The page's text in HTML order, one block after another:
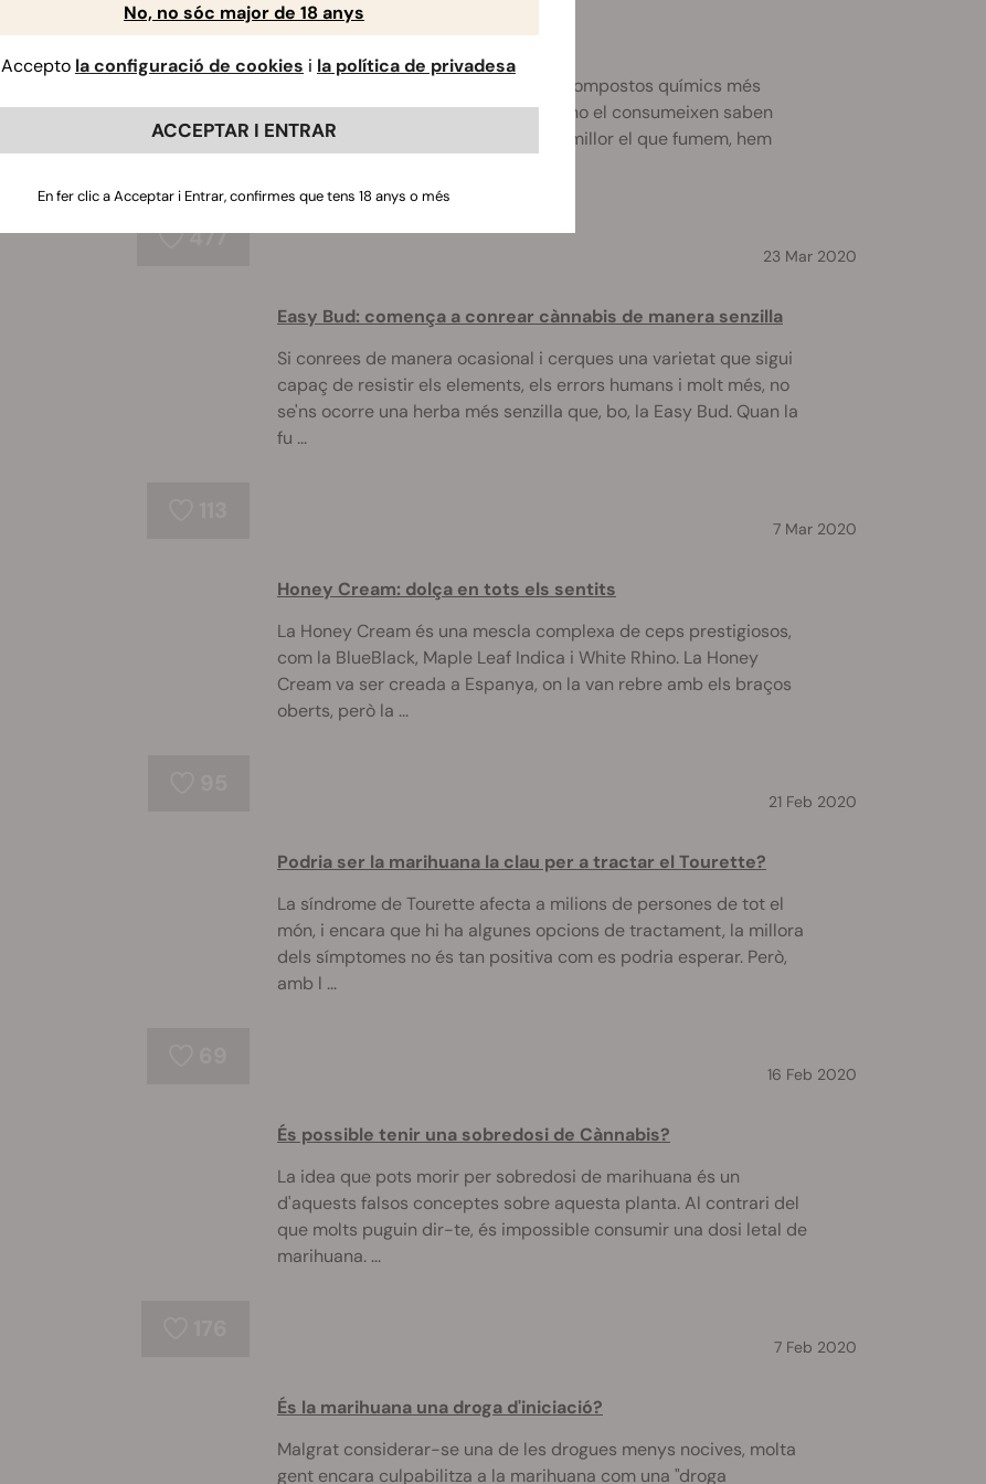
477
Es podria dir que el THC és un dels compostos químics més
estimats i famosos. Fins i tot els qui no el consumeixen saben
alguna cosa d'ell. Per a comprendre millor el que fumem, hem
23 Mar 2020
Easy Bud: comença a conrear cànnabis de manera senzilla
Si conrees de manera ocasional i cerques una varietat que sigui
capaç de resistir els elements, els errors humans i molt més, no
se'ns ocorre una herba més senzilla que, bo, la Easy Bud. Quan la
fu ...
7 Mar 2020
Honey Cream: dolça en tots els sentits
La Honey Cream és una mescla complexa de ceps prestigiosos,
com la BlueBlack, Maple Leaf Indica i White Rhino. La Honey
Cream va ser creada a Espanya, on la van rebre amb els braços
oberts, però la ...
21 Feb 2020
Podria ser la marihuana la clau per a tractar el Tourette?
La síndrome de Tourette afecta a milions de persones de tot el
món, i encara que hi ha algunes opcions de tractament, la millora
dels símptomes no és tan positiva com es podria esperar. Però,
amb l ...
16 Feb 2020
És possible tenir una sobredosi de Cànnabis?
La idea que pots morir per sobredosi de marihuana és un
d'aquests falsos conceptes sobre aquesta planta. Al contrari del
que molts puguin dir-te, és impossible consumir una dosi letal de
marihuana. ...
7 Feb 2020
És la marihuana una droga d'iniciació?
Malgrat considerar-se una de les drogues menys nocives, molta
gent encara culpabilitza a la marihuana com una "droga
No, no sóc major de 18 anys
Accepto la configuració de cookies i la política de privadesa
ACCEPTAR I ENTRAR
En fer clic a Acceptar i Entrar, confirmes que tens 18 anys o més